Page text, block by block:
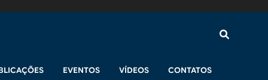
EVENTOS VÍDEOS CONTATOS